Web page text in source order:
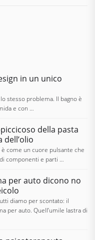
in un unico
stesso problema. Il bagno è
e con …
della pasta
dell’olio
come un cuore pulsante che
componenti e parti …
per auto dicono no
diamo per scontato: il
per auto. Quell’umile lastra di